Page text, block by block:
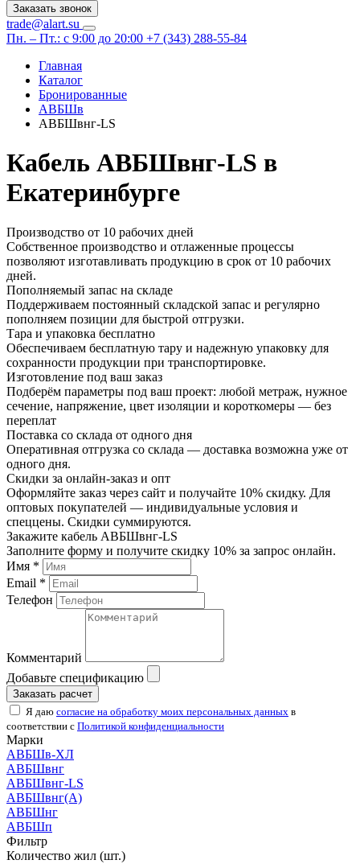
Заказать звонок
trade@alart.su
Пн. – Пт.: с 9:00 до 20:00 +7 (343) 288-55-84
Главная
Каталог
Бронированные
АВБШв
АВБШвнг-LS
Кабель АВБШвнг-LS в
Екатеринбурге
Производство от 10 рабочих дней
Собственное производство и отлаженные процессы
позволяют изготавливать продукцию в срок от 10 рабочих
дней.
Пополняемый запас на складе
Поддерживаем постоянный складской запас и регулярно
пополняем позиции для быстрой отгрузки.
Тара и упаковка бесплатно
Обеспечиваем бесплатную тару и надежную упаковку для
сохранности продукции при транспортировке.
Изготовление под ваш заказ
Подберём параметры под ваш проект: любой метраж, нужное
сечение, напряжение, цвет изоляции и короткомеры — без
переплат
Поставка со склада от одного дня
Оперативная отгрузка со склада — доставка возможна уже от
одного дня.
Скидки за онлайн-заказ и опт
Оформляйте заказ через сайт и получайте 10% скидку. Для
оптовых покупателей — индивидуальные условия и
спеццены. Скидки суммируются.
Закажите кабель АВБШвнг-LS
Заполните форму и получите скидку 10% за запрос онлайн.
Имя *
Email *
Телефон
Комментарий
Добавьте спецификацию
Заказать расчет
Я даю согласие на обработку моих персональных данных в
соответствии с Политикой конфиденциальности
Марки
АВБШв-ХЛ
АВБШвнг
АВБШвнг-LS
АВБШвнг(А)
АВБШнг
АВБШп
Фильтр
Количество жил (шт.)